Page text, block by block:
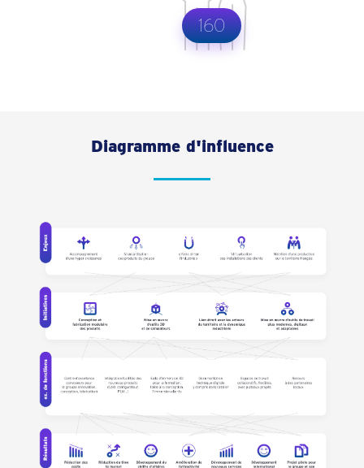
160
Diagramme d'influence